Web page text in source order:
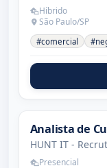
Híbrido
São Paulo/SP
#comercial
Analista de
HUNT IT -
Presencial